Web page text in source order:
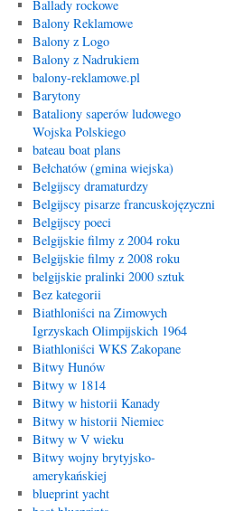
Ballady rockowe
Balony Reklamowe
Balony z Logo
Balony z Nadrukiem
balony-reklamowe.pl
Barytony
Bataliony saperów ludowego
Wojska Polskiego
bateau boat plans
Bełchatów (gmina wiejska)
Belgijscy dramaturdzy
Belgijscy pisarze francuskojęzyczni
Belgijscy poeci
Belgijskie filmy z 2004 roku
Belgijskie filmy z 2008 roku
belgijskie pralinki 2000 sztuk
Bez kategorii
Biathloniści na Zimowych
Igrzyskach Olimpijskich 1964
Biathloniści WKS Zakopane
Bitwy Hunów
Bitwy w 1814
Bitwy w historii Kanady
Bitwy w historii Niemiec
Bitwy w V wieku
Bitwy wojny brytyjsko-
amerykańskiej
blueprint yacht